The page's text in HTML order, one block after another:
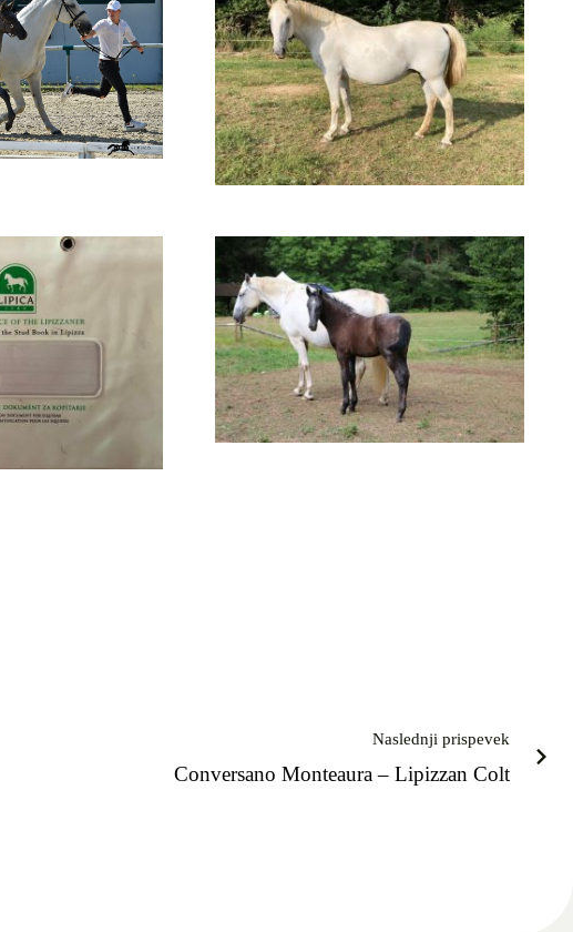
Naslednji prispevek
Conversano Monteaura – Lipizzan Colt